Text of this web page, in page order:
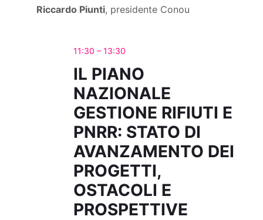
Riccardo Piunti, presidente Conou
11:30 – 13:30
IL PIANO
NAZIONALE
GESTIONE RIFIUTI E
PNRR: STATO DI
AVANZAMENTO DEI
PROGETTI,
OSTACOLI E
PROSPETTIVE